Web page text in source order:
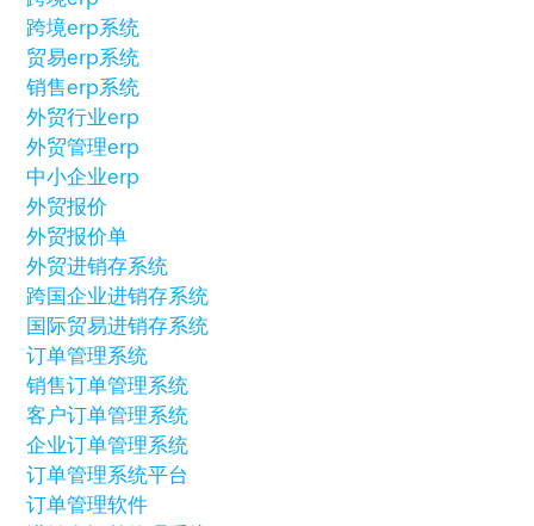
跨境erp系统
贸易erp系统
销售erp系统
外贸行业erp
外贸管理erp
中小企业erp
外贸报价
外贸报价单
外贸进销存系统
跨国企业进销存系统
国际贸易进销存系统
订单管理系统
销售订单管理系统
客户订单管理系统
企业订单管理系统
订单管理系统平台
订单管理软件